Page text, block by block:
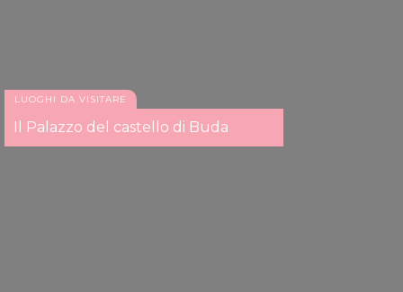
LUOGHI DA VISITARE
Il Palazzo del castello di Buda